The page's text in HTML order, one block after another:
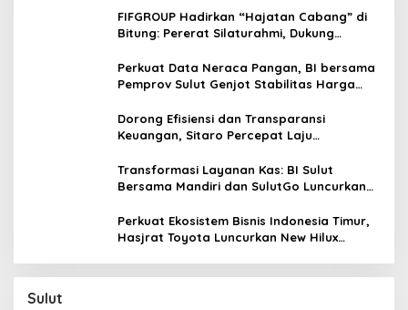
FIFGROUP Hadirkan “Hajatan Cabang” di
Bitung: Pererat Silaturahmi, Dukung
Promo Khusus
Perkuat Data Neraca Pangan, BI bersama
Pemprov Sulut Genjot Stabilitas Harga
Dorong Efisiensi dan Transparansi
Keuangan, Sitaro Percepat Laju
Transformasi Layanan Kas: BI Sulut
Bersama Mandiri dan SulutGo Luncurkan
Kepulauan
Perkuat Ekosistem Bisnis Indonesia Timur,
Hasjrat Toyota Luncurkan New Hilux
Sulut